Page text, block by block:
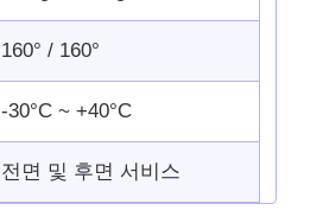
160° / 160°
-30°C ~ +40°C
전면 및 후면 서비스